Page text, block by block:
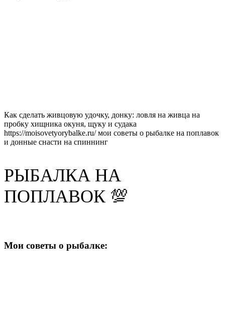
Как сделать живцовую удочку, донку: ловля на живца на
пробку хищника окуня, щуку и судака
https://moisovetyorybalke.ru/ мои советы о рыбалке на поплавок
и донные снасти на спиннинг
РЫБАЛКА НА
ПОПЛАВОК 💯
Мои советы о рыбалке: